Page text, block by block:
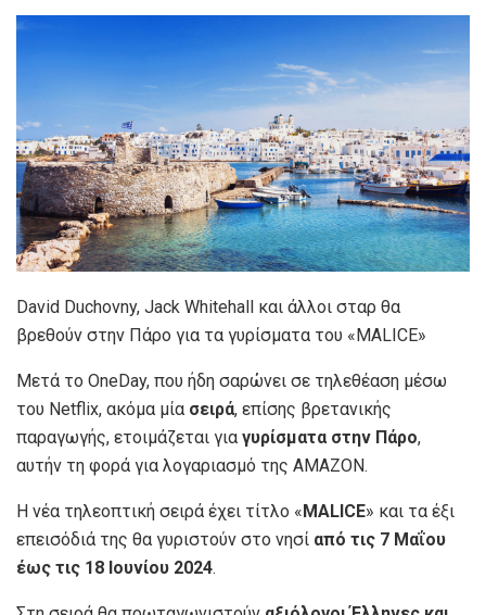
David Duchovny, Jack Whitehall και άλλοι σταρ θα
βρεθούν στην Πάρο για τα γυρίσματα του «MALICE»
Μετά το OneDay, που ήδη σαρώνει σε τηλεθέαση μέσω
του Netflix, ακόμα μία σειρά, επίσης βρετανικής
παραγωγής, ετοιμάζεται για γυρίσματα στην Πάρο,
αυτήν τη φορά για λογαριασμό της ΑΜΑΖΟΝ.
Η νέα τηλεοπτική σειρά έχει τίτλο «MALICE» και τα έξι
επεισόδιά της θα γυριστούν στο νησί από τις 7 Μαΐου
έως τις 18 Ιουνίου 2024.